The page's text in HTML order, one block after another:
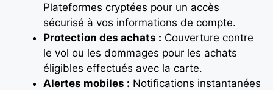
Plateformes cryptées pour un accès
sécurisé à vos informations de compte.
Protection des achats : Couverture contre
le vol ou les dommages pour les achats
éligibles effectués avec la carte.
Alertes mobiles : Notifications instantanées